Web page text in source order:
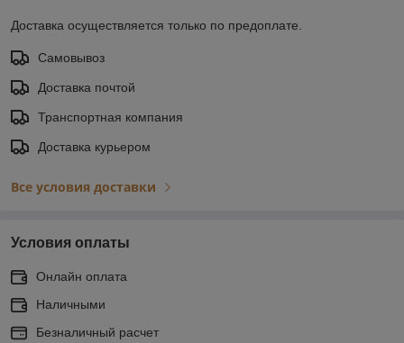
Доставка осуществляется только по предоплате.
Самовывоз
Доставка почтой
Транспортная компания
Доставка курьером
Все условия доставки
Условия оплаты
Онлайн оплата
Наличными
Безналичный расчет